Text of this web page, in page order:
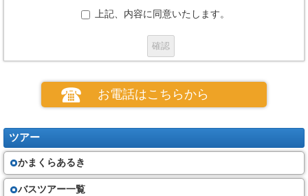
(２)電話、郵便、ファクシミリその他の通信手段による募集型企画旅行契約
の予約を受け付けます。この場合、予約の時点では契約は成立しておら
ず、旅行者は、当社が予約の承諾の旨を通知した後、当社が定める期間内
通知しなければなりません。
(３) 当社は、お客さまが次の①から⑤のいずれかに該当したときは、お申
込みをお断りすることがあります。
①他の旅行者に迷惑を及ぼし、又は団体旅行の円滑な実施を妨げるおそ
れがあると当社が判断するとき。
②お客さまが暴力団員、暴力団準構成員、暴力団関係者、暴力団関係企業
上記、内容に同意いたします。
お電話はこちらから
ツアー
かまくらあるき
バスツアー一覧